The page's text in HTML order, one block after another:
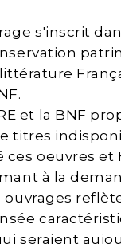
s'inscrit
et la BNF
titres
oeuvres et
à la
ouvrages
seraient